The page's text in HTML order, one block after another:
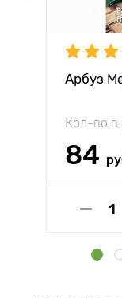
Арбуз
Кол-во в
84